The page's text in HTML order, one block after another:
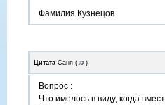
Фамилия Кузнецов
Цитата Саня ( )
Вопрос :
Что имелось в виду, когда